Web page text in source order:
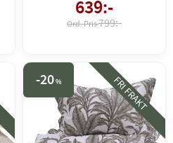
639:-
799:-
20% FRI FRAKT